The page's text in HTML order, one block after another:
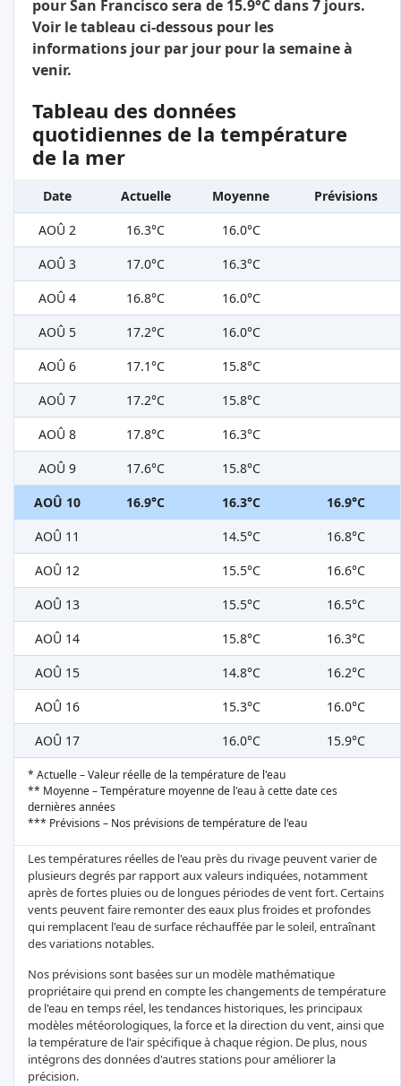
pour San Francisco sera de 15.9°C dans 7 jours.
Voir le tableau ci-dessous pour les
informations jour par jour pour la semaine à
venir.
Tableau des données
quotidiennes de la température
de la mer
Date Actuelle Moyenne
Prévisions
AOÛ 2
16.3°C
16.0°C
AOÛ 3
17.0°C
16.3°C
AOÛ 4
16.8°C
16.0°C
AOÛ 5
17.2°C
16.0°C
AOÛ 6
17.1°C
15.8°C
AOÛ 7
17.2°C
15.8°C
AOÛ 8
17.8°C
16.3°C
AOÛ 9
17.6°C
15.8°C
AOÛ 10
16.9°C 16.3°C
16.9°C
AOÛ 11
14.5°C
16.8°C
AOÛ 12
15.5°C
16.6°C
AOÛ 13
15.5°C
16.5°C
AOÛ 14
15.8°C
16.3°C
AOÛ 15
14.8°C
16.2°C
AOÛ 16
15.3°C
16.0°C
AOÛ 17
16.0°C 15.9°C
* Actuelle – Valeur réelle de la température de l'eau
** Moyenne – Température moyenne de l'eau à cette date ces
dernières années
*** Prévisions – Nos prévisions de température de l'eau
Les températures réelles de l'eau près du rivage peuvent varier de
plusieurs degrés par rapport aux valeurs indiquées, notamment
après de fortes pluies ou de longues périodes de vent fort. Certains
vents peuvent faire remonter des eaux plus froides et profondes
qui remplacent l'eau de surface réchauffée par le soleil, entraînant
des variations notables.
Nos prévisions sont basées sur un modèle mathématique
propriétaire qui prend en compte les changements de température
de l'eau en temps réel, les tendances historiques, les principaux
modèles météorologiques, la force et la direction du vent, ainsi que
la température de l'air spécifique à chaque région. De plus, nous
intégrons des données d'autres stations pour améliorer la
précision.